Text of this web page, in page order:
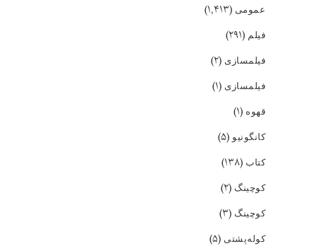
عمومی (۱,۴۱۳)
فیلم (۲۹۱)
فیلمسازی (۲)
فیلمسازی (۱)
قهوه (۱)
کانگونیو(۵)
کتاب (۱۳۸)
کوچینگ (۲)
کوچینگ (۳)
کوله‌پشتی (۵)